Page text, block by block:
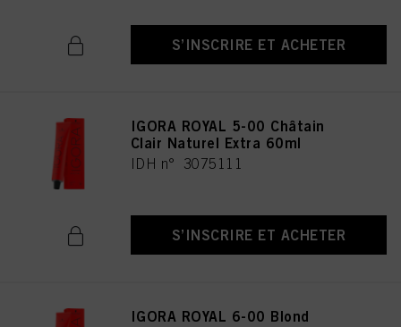
S’INSCRIRE ET ACHETER
IGORA ROYAL 5-00 Châtain
Clair Naturel Extra 60ml
IDH n° 3075111
S’INSCRIRE ET ACHETER
IGORA ROYAL 6-00 Blond